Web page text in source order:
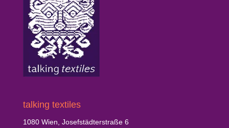
talking textiles
1080 Wien, Josefstädterstraße 6